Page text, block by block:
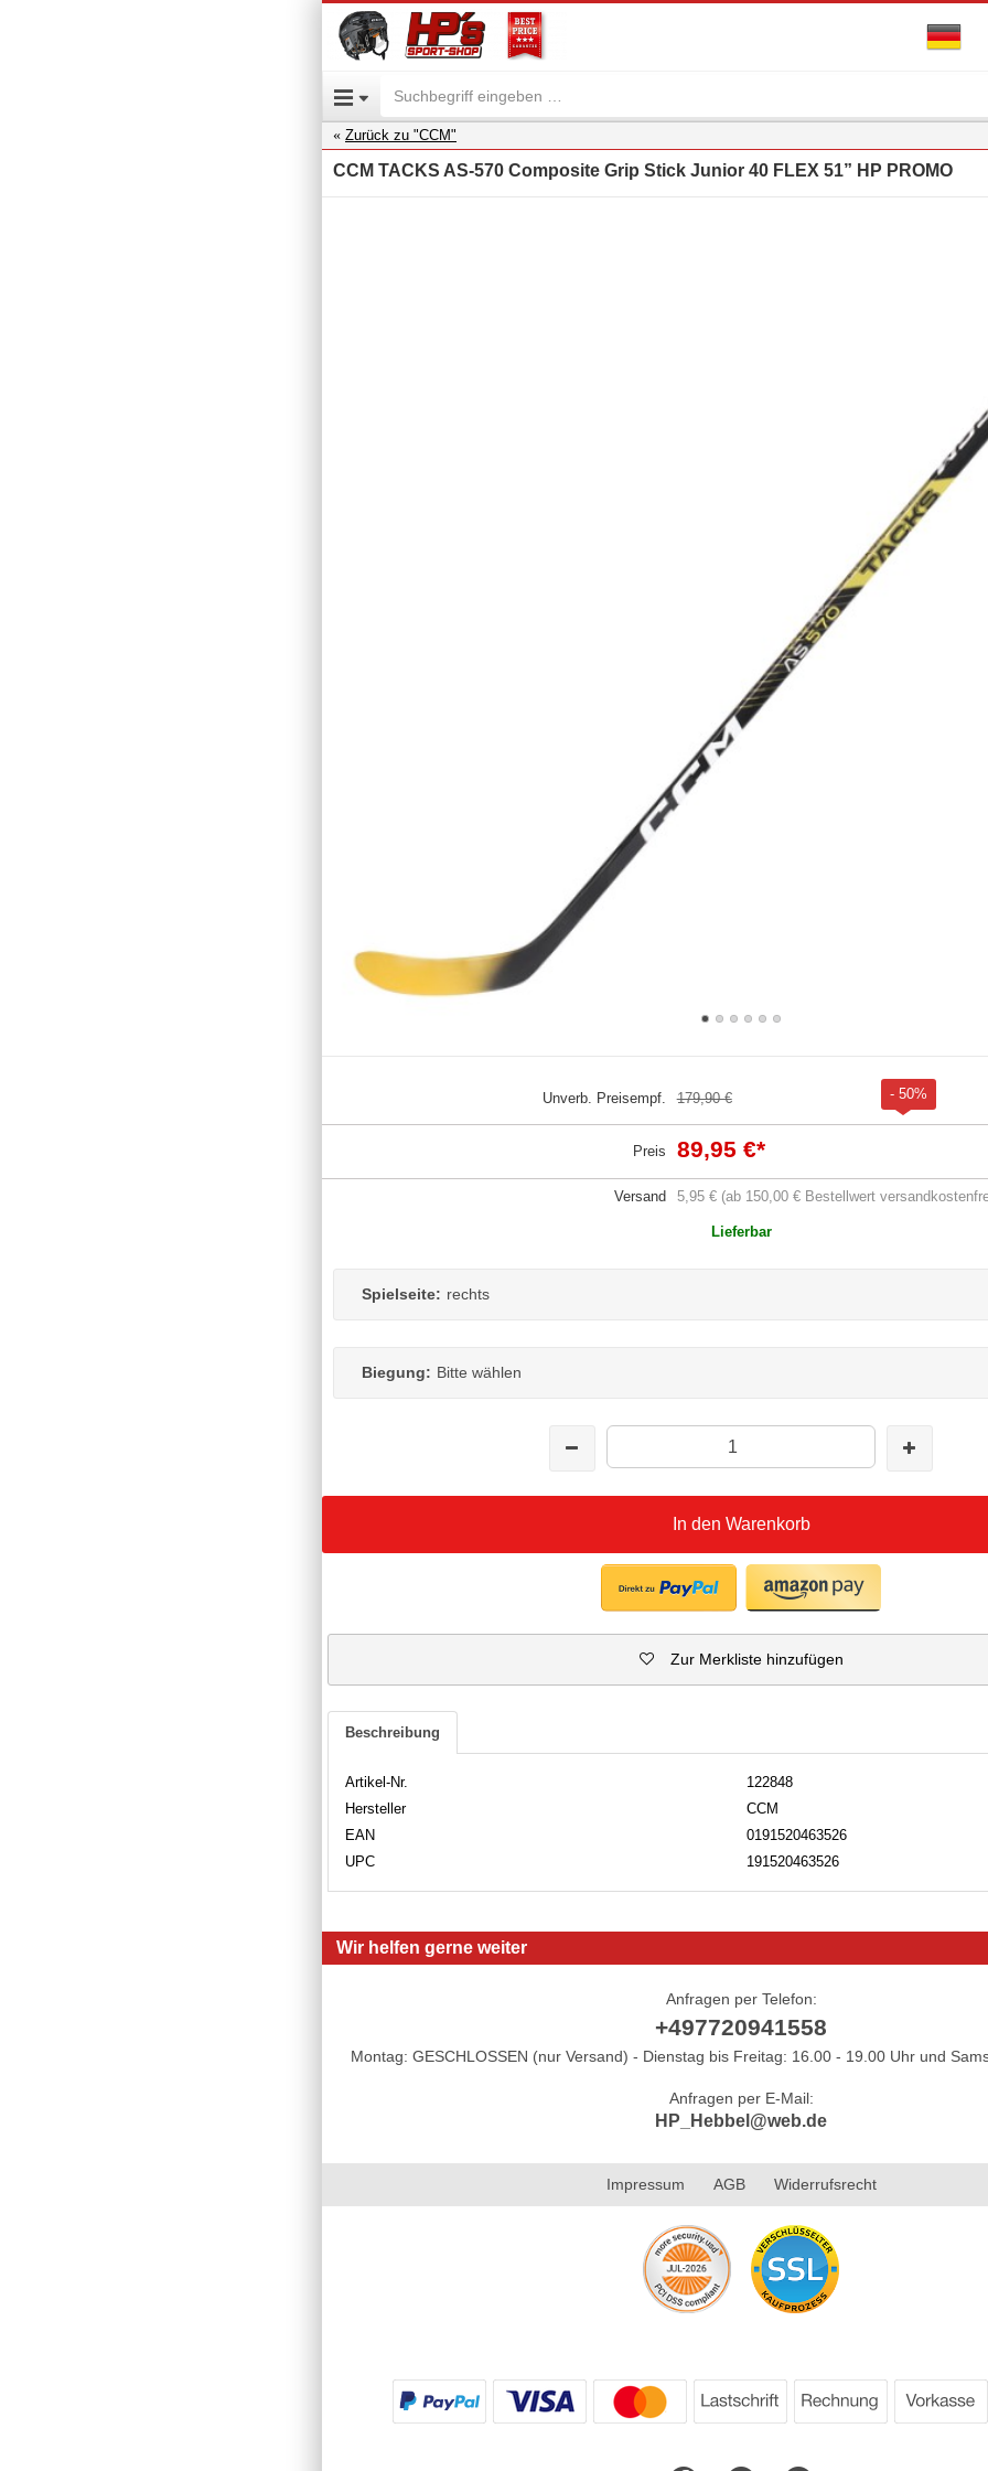
Zurück zu "CCM"
CCM TACKS AS-570 Composite Grip Stick Junior 40 FLEX 51” HP PROMO
Unverb. Preisempf. 179,90 € - 50%
Preis 89,95 €*
Versand 5,95 € (ab 150,00 € Bestellwert
Lieferbar
Spielseite: rechts
Biegung: Bitte wählen
In den Warenkorb
Zur Merkliste hinzufügen
Beschreibung
Artikel-Nr.
122848
Hersteller
CCM
EAN
0191520463526
UPC
191520463526
Wir helfen gerne weiter
Anfragen per Telefon:
+497720941558
Montag: GESCHLOSSEN (nur Versand) - Dienstag bis Freitag: 16.00 - 19.00 Uhr und
Anfragen per E-Mail:
HP_Hebbel@web.de
Impressum AGB Widerrufsrecht